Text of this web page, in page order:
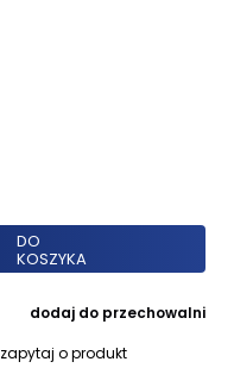
DO
KOSZYKA
dodaj do przechowalni
zapytaj o produkt